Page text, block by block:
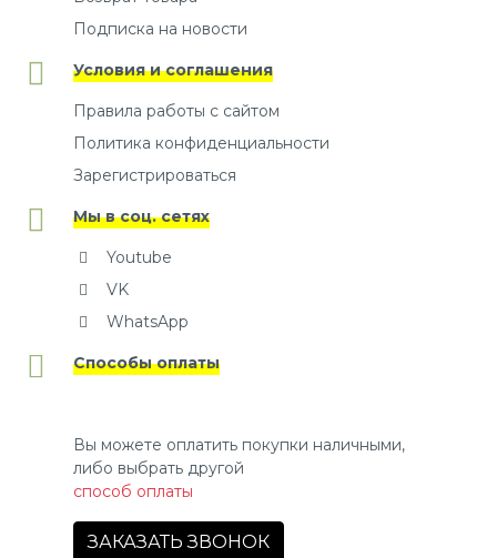
Подписка на новости
Условия и соглашения
Правила работы с сайтом
Политика конфиденциальности
Зарегистрироваться
Мы в соц. сетях
Youtube
VK
WhatsApp
Способы оплаты
Вы можете оплатить покупки наличными,
либо выбрать другой
способ оплаты
ЗАКАЗАТЬ ЗВОНОК